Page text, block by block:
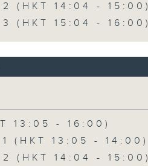
2 (HKT 14:04 - 15:00)
3 (HKT 15:04 - 16:00)
13:05 - 16:00)
1 (HKT 13:05 - 14:00)
2 (HKT 14:04 - 15:00)